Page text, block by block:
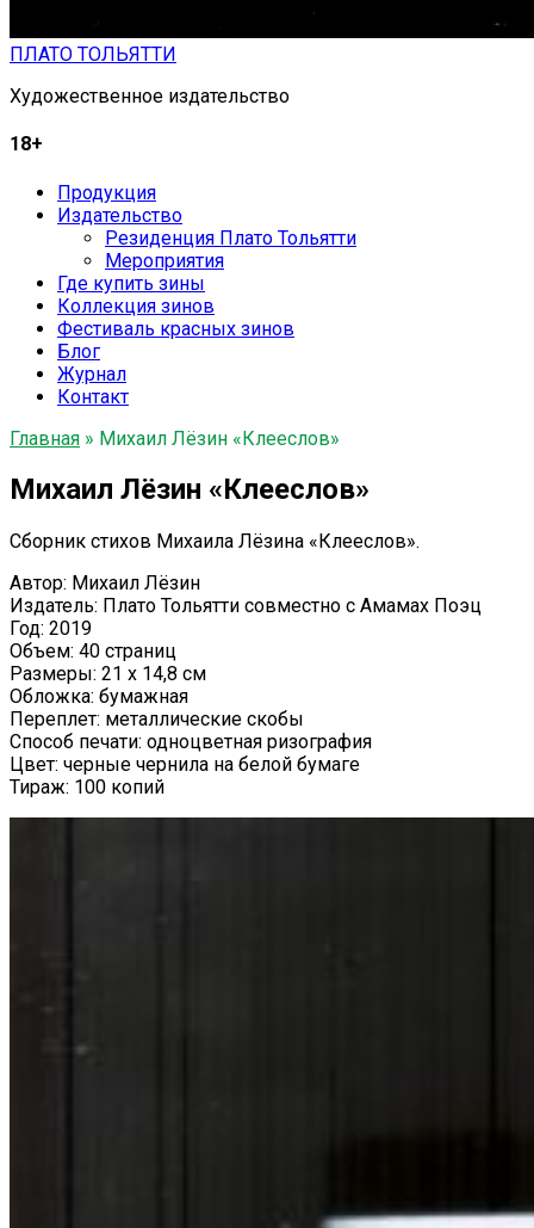
ПЛАТО ТОЛЬЯТТИ
Художественное издательство
18+
Продукция
Издательство
Резиденция Плато Тольятти
Мероприятия
Где купить зины
Коллекция зинов
Фестиваль красных зинов
Блог
Журнал
Контакт
Главная » Михаил Лёзин «Клееслов»
Михаил Лёзин «Клееслов»
Сборник стихов Михаила Лёзина «Клееслов».
Автор: Михаил Лёзин
Издатель: Плато Тольятти совместно с Амамах Поэц
Год: 2019
Объем: 40 страниц
Размеры: 21 x 14,8 см
Обложка: бумажная
Переплет: металлические скобы
Способ печати: одноцветная ризография
Цвет: черные чернила на белой бумаге
Тираж: 100 копий